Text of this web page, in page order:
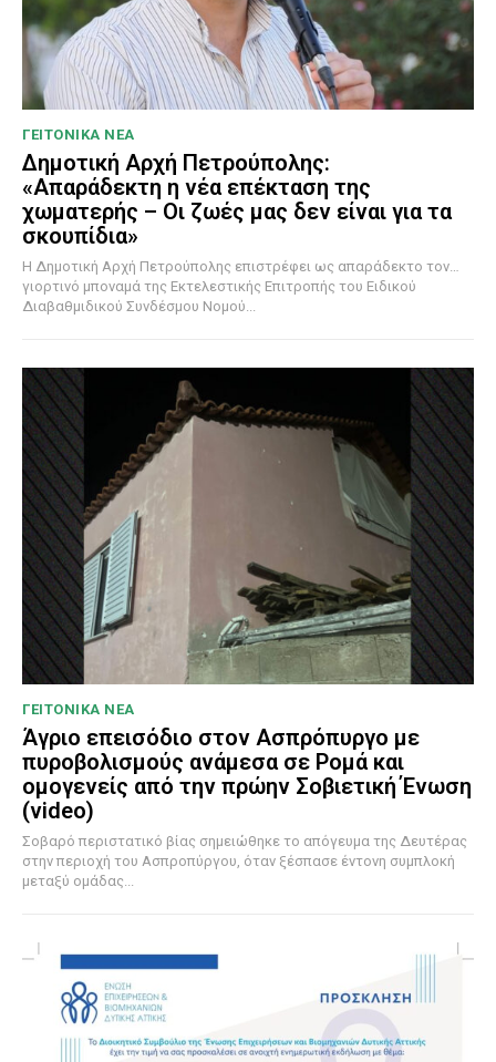
ΓΕΙΤΟΝΙΚΑ ΝΕΑ
Δημοτική Αρχή Πετρούπολης:
«Απαράδεκτη η νέα επέκταση της
χωματερής – Οι ζωές μας δεν είναι για τα
σκουπίδια»
Η Δημοτική Αρχή Πετρούπολης επιστρέφει ως απαράδεκτο τον…
γιορτινό μποναμά της Εκτελεστικής Επιτροπής του Ειδικού
Διαβαθμιδικού Συνδέσμου Νομού...
ΓΕΙΤΟΝΙΚΑ ΝΕΑ
Άγριο επεισόδιο στον Ασπρόπυργο με
πυροβολισμούς ανάμεσα σε Ρομά και
ομογενείς από την πρώην Σοβιετική Ένωση
(video)
Σοβαρό περιστατικό βίας σημειώθηκε το απόγευμα της Δευτέρας
στην περιοχή του Ασπροπύργου, όταν ξέσπασε έντονη συμπλοκή
μεταξύ ομάδας...